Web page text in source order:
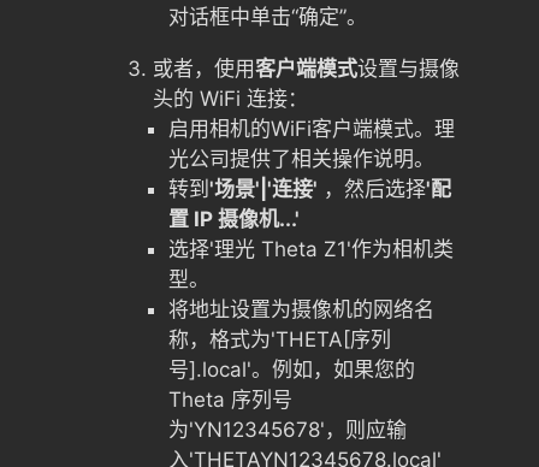
对话框中单击“确定”。
或者，使用客户端模式设置与摄像
头的 WiFi 连接：
启用相机的WiFi客户端模式。理
光公司提供了相关操作说明。
转到 '场景'|'连接' ，然后选择'配
置 IP 摄像机...'
选择'理光 Theta Z1'作为相机类
型。
将地址设置为摄像机的网络名
称，格式为'THETA[序列
号].local'。例如，如果您的
Theta 序列号
为'YN12345678'，则应输
入'THETAYN12345678.local'